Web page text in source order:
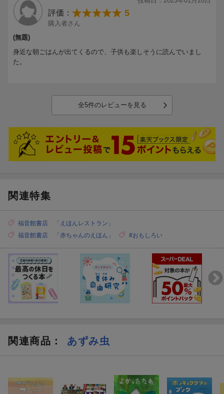
評価： 5
購入者さん
(無題)
身近な朝ごはんが出てくるので、子供も楽しそうに読んでいまし
た。
全5件のレビューを見る
関連特集
福音館書店 「えほんレストラン」
福音館書店 「赤ちゃんのえほん」
#おもしろい
関連商品 ： あずみ虫